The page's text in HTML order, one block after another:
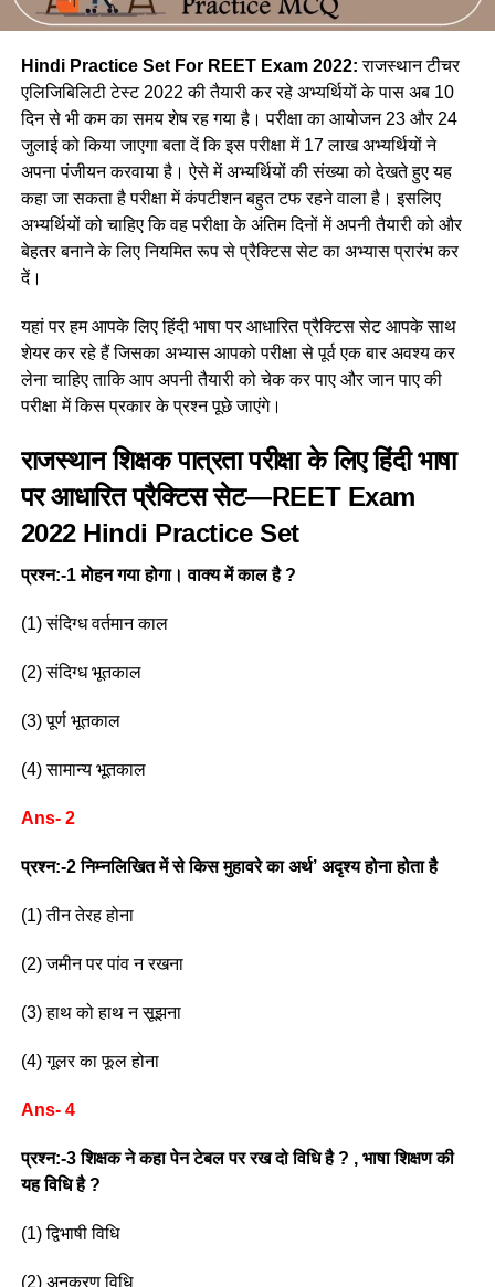
Hindi Practice Set For REET Exam 2022: राजस्थान टीचर
एलिजिबिलिटी टेस्ट 2022 की तैयारी कर रहे अभ्यर्थियों के पास अब 10
दिन से भी कम का समय शेष रह गया है। परीक्षा का आयोजन 23 और 24
जुलाई को किया जाएगा बता दें कि इस परीक्षा में 17 लाख अभ्यर्थियों ने
अपना पंजीयन करवाया है। ऐसे में अभ्यर्थियों की संख्या को देखते हुए यह
कहा जा सकता है परीक्षा में कंपटीशन बहुत टफ रहने वाला है। इसलिए
अभ्यर्थियों को चाहिए कि वह परीक्षा के अंतिम दिनों में अपनी तैयारी को और
बेहतर बनाने के लिए नियमित रूप से प्रैक्टिस सेट का अभ्यास प्रारंभ कर
दें।
यहां पर हम आपके लिए हिंदी भाषा पर आधारित प्रैक्टिस सेट आपके साथ
शेयर कर रहे हैं जिसका अभ्यास आपको परीक्षा से पूर्व एक बार अवश्य कर
लेना चाहिए ताकि आप अपनी तैयारी को चेक कर पाए और जान पाए की
परीक्षा में किस प्रकार के प्रश्न पूछे जाएंगे।
राजस्थान शिक्षक पात्रता परीक्षा के लिए हिंदी भाषा
पर आधारित प्रैक्टिस सेट—REET Exam
2022 Hindi Practice Set
प्रश्न:-1 मोहन गया होगा। वाक्य में काल है ?
(1) संदिग्ध वर्तमान काल
(2) संदिग्ध भूतकाल
(3) पूर्ण भूतकाल
(4) सामान्य भूतकाल
Ans- 2
प्रश्न:-2 निम्नलिखित में से किस मुहावरे का अर्थ’ अदृश्य होना होता है
(1) तीन तेरह होना
(2) जमीन पर पांव न रखना
(3) हाथ को हाथ न सूझना
(4) गूलर का फूल होना
Ans- 4
प्रश्न:-3 शिक्षक ने कहा पेन टेबल पर रख दो विधि है ? , भाषा शिक्षण की
यह विधि है ?
(1) द्विभाषी विधि
(2) अनुकरण विधि